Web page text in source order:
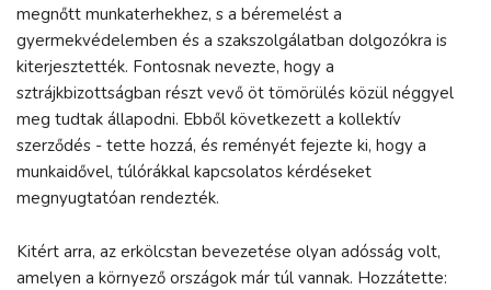
megnőtt munkaterhekhez, s a béremelést a
gyermekvédelemben és a szakszolgálatban dolgozókra is
kiterjesztették. Fontosnak nevezte, hogy a
sztrájkbizottságban részt vevő öt tömörülés közül néggyel
meg tudtak állapodni. Ebből következett a kollektív
szerződés - tette hozzá, és reményét fejezte ki, hogy a
munkaidővel, túlórákkal kapcsolatos kérdéseket
megnyugtatóan rendezték.
Kitért arra, az erkölcstan bevezetése olyan adósság volt,
amelyen a környező országok már túl vannak. Hozzátette: